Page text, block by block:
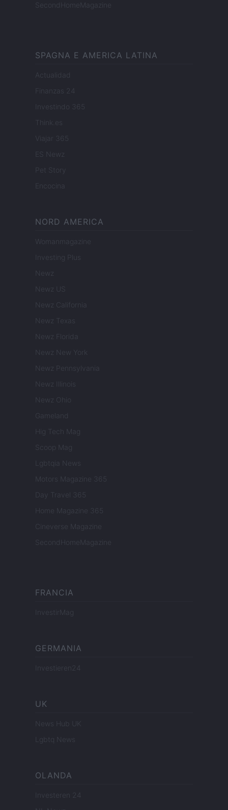
SecondHomeMagazine
SPAGNA E AMERICA LATINA
Actualidad
Finanzas 24
Investindo 365
Think.es
Viajar 365
ES Newz
Pet Story
Encocina
NORD AMERICA
Womanmagazine
Investing Plus
Newz
Newz US
Newz California
Newz Texas
Newz Florida
Newz New York
Newz Pennsylvania
Newz Illinois
Newz Ohio
Gameland
Hig Tech Mag
Scoop Mag
Lgbtqia News
Motors Magazine 365
Day Travel 365
Home Magazine 365
Cineverse Magazine
SecondHomeMagazine
FRANCIA
InvestirMag
GERMANIA
Investieren24
UK
News Hub UK
Lgbtq News
OLANDA
Investeren 24